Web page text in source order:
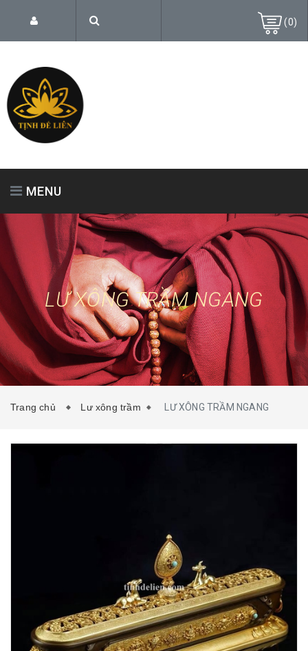
(0)
MENU
TRANG CHỦ GIỚI THIỆU SẢN PHẨM
TIN TỨC LIÊN HỆ
LƯ XÔNG TRẦM NGANG
Trang chủ Lư xông trầm LƯ XÔNG TRẦM NGANG